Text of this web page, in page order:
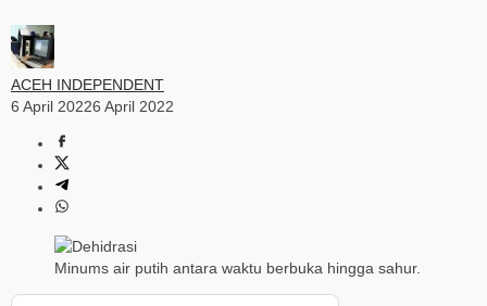
ACEH INDEPENDENT
6 April 20226 April 2022
Minums air putih antara waktu berbuka hingga sahur.